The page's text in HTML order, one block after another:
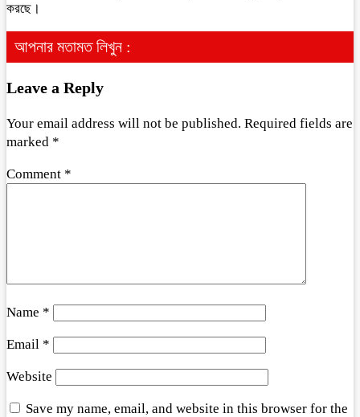
করছে।
আপনার মতামত লিখুন :
Leave a Reply
Your email address will not be published. Required fields are
marked *
Comment *
Name *
Email *
Website
Save my name, email, and website in this browser for the